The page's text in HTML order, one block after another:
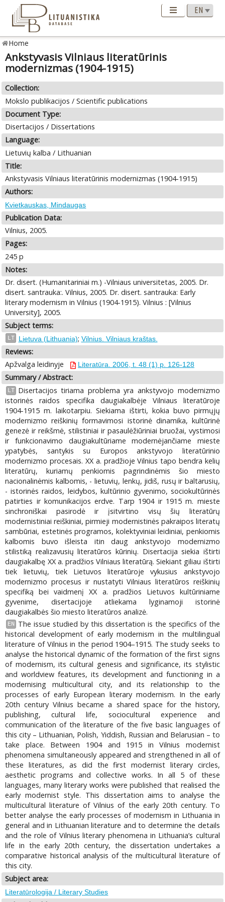
Home
Ankstyvasis Vilniaus literatūrinis
modernizmas (1904-1915)
Collection:
Mokslo publikacijos / Scientific publications
Document Type:
Disertacijos / Dissertations
Language:
Lietuvių kalba / Lithuanian
Title:
Ankstyvasis Vilniaus literatūrinis modernizmas (1904-1915)
Authors:
Kvietkauskas, Mindaugas
Publication Data:
Vilnius, 2005.
Pages:
245 p
Notes:
Dr. disert. (Humanitariniai m.) -Vilniaus universitetas, 2005. Dr.
disert. santrauka:. Vilnius, 2005. Dr. disert. santrauka: Early
literary modernism in Vilnius (1904-1915). Vilnius : [Vilnius
University], 2005.
Subject terms:
LT Lietuva (Lithuania); Vilnius. Vilniaus kraštas.
Reviews:
Apžvalga leidinyje
Literatūra. 2006, t. 48 (1) p. 126-128
Summary / Abstract:
LT
Disertacijos tiriama problema yra ankstyvojo modernizmo
istorinės raidos specifika daugiakalbėje Vilniaus literatūroje
1904-1915 m. laikotarpiu. Siekiama ištirti, kokia buvo pirmųjų
modernizmo reiškinių formavimosi istorinė dinamika, kultūrinė
genezė ir reikšmė, stilistiniai ir pasaulėžiūriniai bruožai, vystimosi
ir funkcionavimo daugiakultūriame modernėjančiame mieste
ypatybės, santykis su Europos ankstyvojo literatūrinio
modernizmo procesais. XX a. pradžioje Vilnius tapo bendra kelių
literatūrų, kuriamų penkiomis pagrindinėmis šio miesto
nacionalinėmis kalbomis, - lietuvių, lenkų, jidiš, rusų ir baltarusių,
- istorinės raidos, leidybos, kultūrinio gyvenimo, sociokultūrinės
patirties ir komunikacijos erdve. Tarp 1904 ir 1915 m. mieste
sinchroniškai pasirodė ir įsitvirtino visų šių literatūrų
modernistiniai reiškiniai, pirmieji modernistinės pakraipos literatų
sambūriai, estetinės programos, kolektyviniai leidiniai, penkiomis
kalbomis buvo išleista itin daug ankstyvojo modernizmo
stilistiką realizavusių literatūros kūrinių. Disertacija siekia ištirti
daugiakalbę XX a. pradžios Vilniaus literatūrą. Siekiant giliau ištirti
tiek lietuvių, tiek Lietuvos literatūroje vykusius ankstyvojo
modernizmo procesus ir nustatyti Vilniaus literatūros reiškinių
specifiką bei vaidmenį XX a. pradžios Lietuvos kultūriniame
gyvenime, disertacijoje atliekama lyginamoji istorinė
daugiakalbės šio miesto literatūros analizė.
EN
The issue studied by this dissertation is the specifics of the
historical development of early modernism in the multilingual
literature of Vilnius in the period 1904–1915. The study seeks to
analyse the historical dynamic of the formation of the first signs
of modernism, its cultural genesis and significance, its stylistic
and worldview features, its development and functioning in a
modernising multicultural city, and its relationship to the
processes of early European literary modernism. In the early
20th century Vilnius became a shared space for the history,
publishing, cultural life, sociocultural experience and
communication of the literature of the five basic languages of
this city – Lithuanian, Polish, Yiddish, Russian and Belarusian – to
take place. Between 1904 and 1915 in Vilnius modernist
phenomena simultaneously appeared and strengthened in all of
these literatures, as did the first modernist literary circles,
aesthetic programs and collective works. In all 5 of these
languages, many literary works were published that realised the
early modernist style. This dissertation aims to analyse the
multicultural literature of Vilnius of the early 20th century. To
better analyse the early processes of modernism in Lithuania in
general and in Lithuanian literature and to determine the details
and the role of Vilnius literary phenomena in Lithuania’s cultural
life in the early 20th century, the dissertation undertakes a
comparative historical analysis of the multicultural literature of
this city.
Subject area:
Literatūrologija / Literary Studies